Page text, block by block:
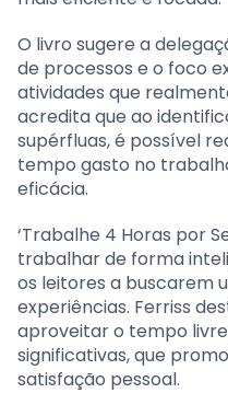
O livro sugere a
de processos e o foco
atividades que
acredita que ao
supérfluas, é possível
tempo gasto no
eficácia.
‘Trabalhe 4 Horas por
trabalhar de forma
os leitores a buscarem
experiências. Ferriss
aproveitar o tempo
significativas, que
satisfação pessoal.